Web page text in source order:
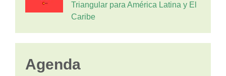
Triangular para América Latina y El
Caribe
Agenda